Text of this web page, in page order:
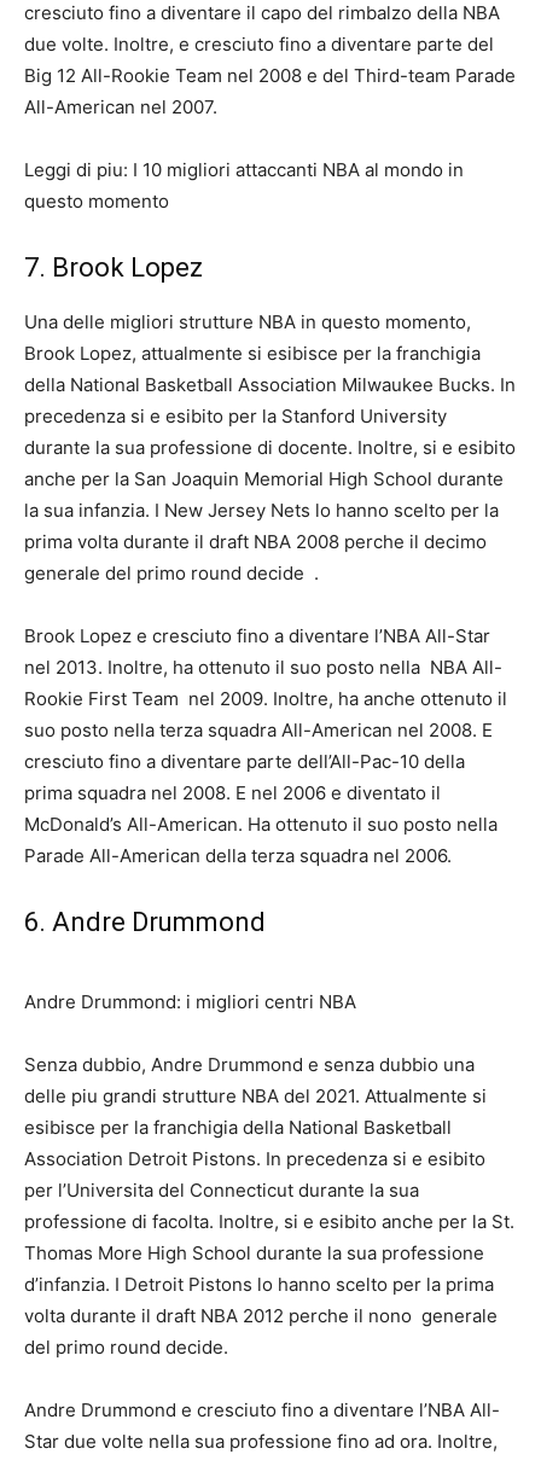
cresciuto fino a diventare il capo del rimbalzo della NBA
due volte. Inoltre, e cresciuto fino a diventare parte del
Big 12 All-Rookie Team nel 2008 e del Third-team Parade
All-American nel 2007.
Leggi di piu: I 10 migliori attaccanti NBA al mondo in
questo momento
7. Brook Lopez
Una delle migliori strutture NBA in questo momento,
Brook Lopez, attualmente si esibisce per la franchigia
della National Basketball Association Milwaukee Bucks. In
precedenza si e esibito per la Stanford University
durante la sua professione di docente. Inoltre, si e esibito
anche per la San Joaquin Memorial High School durante
la sua infanzia. I New Jersey Nets lo hanno scelto per la
prima volta durante il draft NBA 2008 perche il decimo
generale del primo round decide .
Brook Lopez e cresciuto fino a diventare l’NBA All-Star
nel 2013. Inoltre, ha ottenuto il suo posto nella NBA All-
Rookie First Team nel 2009. Inoltre, ha anche ottenuto il
suo posto nella terza squadra All-American nel 2008. E
cresciuto fino a diventare parte dell’All-Pac-10 della
prima squadra nel 2008. E nel 2006 e diventato il
McDonald’s All-American. Ha ottenuto il suo posto nella
Parade All-American della terza squadra nel 2006.
6. Andre Drummond
Andre Drummond: i migliori centri NBA
Senza dubbio, Andre Drummond e senza dubbio una
delle piu grandi strutture NBA del 2021. Attualmente si
esibisce per la franchigia della National Basketball
Association Detroit Pistons. In precedenza si e esibito
per l’Universita del Connecticut durante la sua
professione di facolta. Inoltre, si e esibito anche per la St.
Thomas More High School durante la sua professione
d’infanzia. I Detroit Pistons lo hanno scelto per la prima
volta durante il draft NBA 2012 perche il nono generale
del primo round decide.
Andre Drummond e cresciuto fino a diventare l’NBA All-
Star due volte nella sua professione fino ad ora. Inoltre,